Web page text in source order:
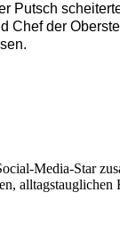
Putsch
Chef der
Media-Star
alltagstauglichen